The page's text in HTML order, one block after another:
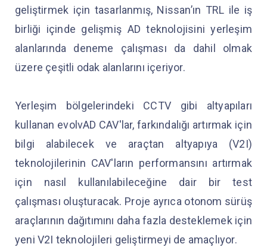
geliştirmek için tasarlanmış, Nissan’ın TRL ile iş
birliği içinde gelişmiş AD teknolojisini yerleşim
alanlarında deneme çalışması da dahil olmak
üzere çeşitli odak alanlarını içeriyor.
Yerleşim bölgelerindeki CCTV gibi altyapıları
kullanan evolvAD CAV'lar, farkındalığı artırmak için
bilgi alabilecek ve araçtan altyapıya (V2I)
teknolojilerinin CAV'ların performansını artırmak
için nasıl kullanılabileceğine dair bir test
çalışması oluşturacak. Proje ayrıca otonom sürüş
araçlarının dağıtımını daha fazla desteklemek için
yeni V2I teknolojileri geliştirmeyi de amaçlıyor.